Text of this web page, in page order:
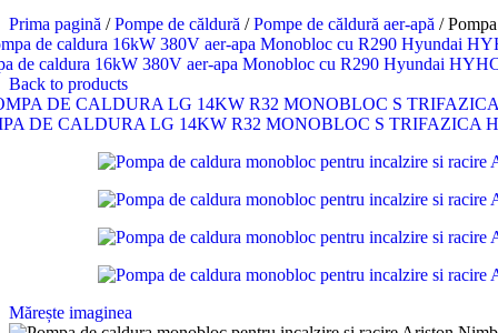
Prima pagină / Pompe de căldură / Pompe de căldură aer-apă /
de caldura 16kW 380V aer-apa Monobloc cu R290 Hyundai
Back to products
DE CALDURA LG 14KW R32 MONOBLOC S TRIFAZICA
Mărește imaginea